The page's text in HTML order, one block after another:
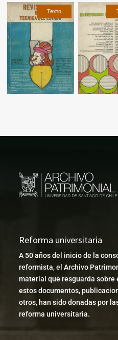
Texto
Reforma universitaria
A 50 años del inicio de la
reformista, el Archivo
material que resguarda sobre
estos documentos,
otros, han sido donadas por
reforma universitaria.